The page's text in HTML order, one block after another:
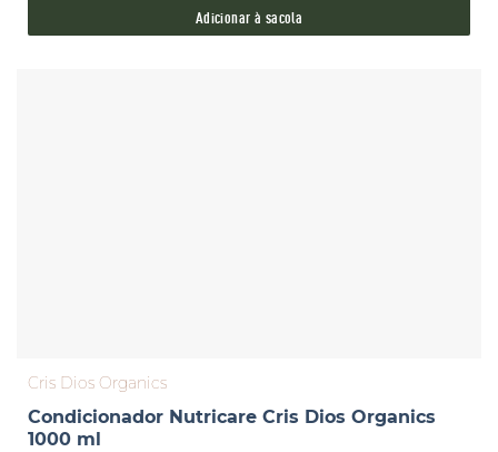
Adicionar à sacola
Cris Dios Organics
Condicionador Nutricare Cris Dios Organics
1000 ml